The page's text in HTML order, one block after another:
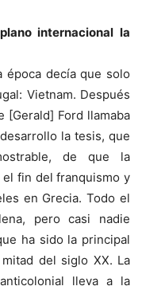
internacional la
época decía que solo
Vietnam. Después
[Gerald] Ford llamaba
la tesis, que
de que la
fin del franquismo y
en Grecia. Todo el
pero casi nadie
ha sido la principal
del siglo XX. La
lleva a la